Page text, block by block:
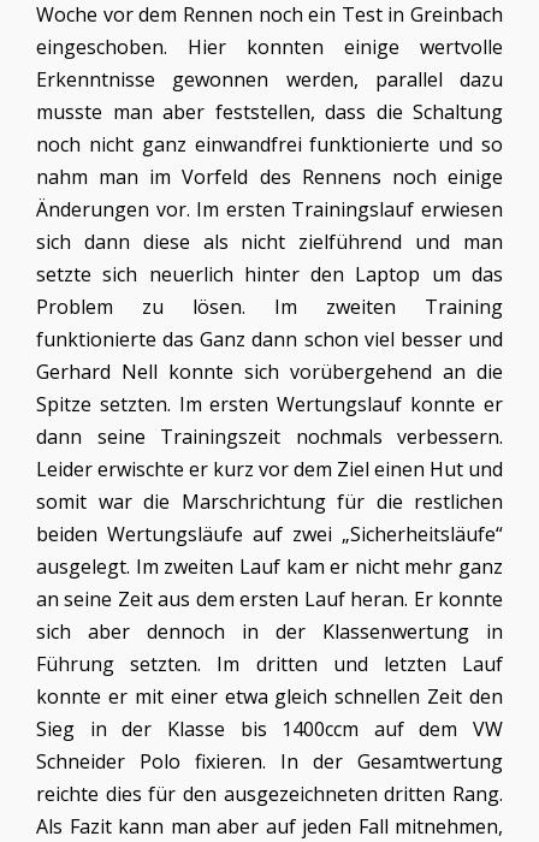
Woche vor dem Rennen noch ein Test in Greinbach
eingeschoben. Hier konnten einige wertvolle
Erkenntnisse gewonnen werden, parallel dazu
musste man aber feststellen, dass die Schaltung
noch nicht ganz einwandfrei funktionierte und so
nahm man im Vorfeld des Rennens noch einige
Änderungen vor. Im ersten Trainingslauf erwiesen
sich dann diese als nicht zielführend und man
setzte sich neuerlich hinter den Laptop um das
Problem zu lösen. Im zweiten Training
funktionierte das Ganz dann schon viel besser und
Gerhard Nell konnte sich vorübergehend an die
Spitze setzten. Im ersten Wertungslauf konnte er
dann seine Trainingszeit nochmals verbessern.
Leider erwischte er kurz vor dem Ziel einen Hut und
somit war die Marschrichtung für die restlichen
beiden Wertungsläufe auf zwei „Sicherheitsläufe“
ausgelegt. Im zweiten Lauf kam er nicht mehr ganz
an seine Zeit aus dem ersten Lauf heran. Er konnte
sich aber dennoch in der Klassenwertung in
Führung setzten. Im dritten und letzten Lauf
konnte er mit einer etwa gleich schnellen Zeit den
Sieg in der Klasse bis 1400ccm auf dem VW
Schneider Polo fixieren. In der Gesamtwertung
reichte dies für den ausgezeichneten dritten Rang.
Als Fazit kann man aber auf jeden Fall mitnehmen,